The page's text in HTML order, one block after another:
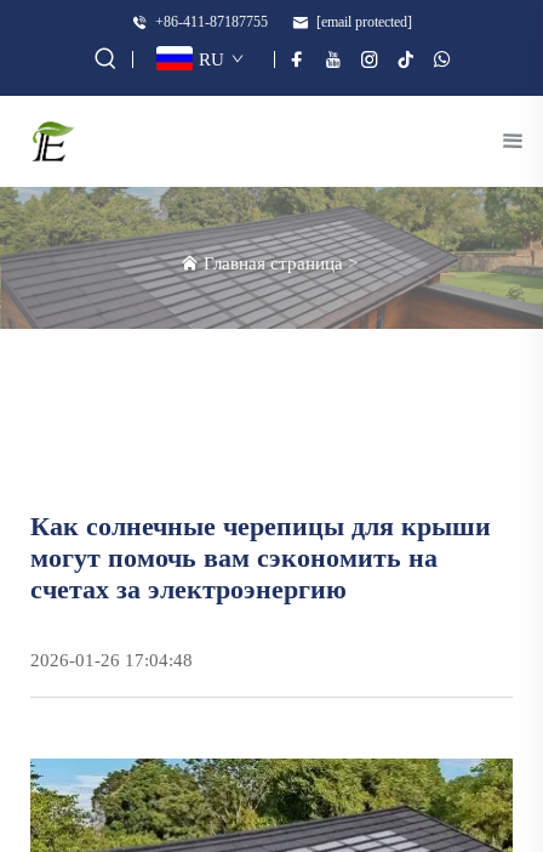
+86-411-87187755 [email protected]
RU
Главная страница>
Как солнечные черепицы для крыши
могут помочь вам сэкономить на
счетах за электроэнергию
2026-01-26 17:04:48